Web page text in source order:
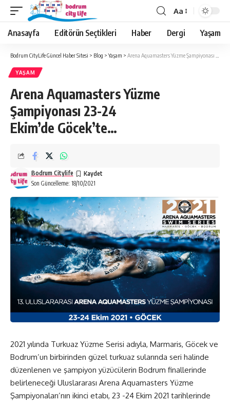
Aa
Anasayfa Editörün Seçtikleri Haber Dergi Yaşam
Bodrum CityLife Güncel Haber Sitesi > Blog >Yaşam > Arena Aquamasters Yüzme Şampiyonası 23-24 Ekim’de Göcek’te…
YAŞAM
Arena Aquamasters Yüzme
Şampiyonası 23-24
Ekim’de Göcek’te…
Son Güncelleme: 18/10/2021
Bodrum Citylife
2021 yılında Turkuaz Yüzme Serisi adıyla, Marmaris, Göcek ve
Bodrum’un birbirinden güzel turkuaz sularında seri halinde
düzenlenen ve şampiyon yüzücülerin Bodrum finallerinde
belirleneceği Uluslararası Arena Aquamasters Yüzme
Şampiyonaları’nın ikinci etabı, 23 -24 Ekim 2021 tarihlerinde